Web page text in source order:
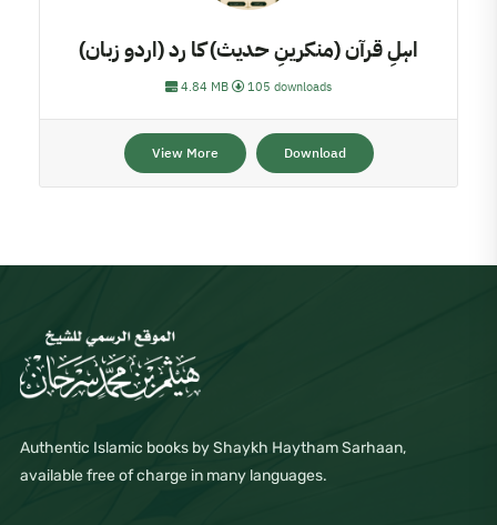
اہلِ قرآن (منکرینِ حدیث) کا رد (اردو زبان)
4.84 MB 105 downloads
View More Download
Authentic Islamic books by Shaykh Haytham Sarhaan,
available free of charge in many languages.